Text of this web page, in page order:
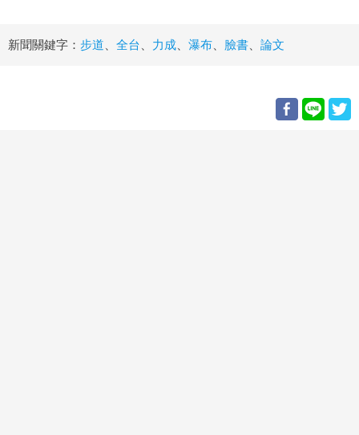
新聞關鍵字： 步道 全台 力成 瀑布 臉書 論文